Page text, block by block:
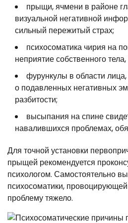
прыщи, ячмени в районе
визуальной негативной
сильный пережитый страх;
психосоматика чирия на
неприятие собственного
фурункулы в области
о подавленных негативных
разбитости;
высыпания на спине
навалившихся проблемах,
Для точной установки
прыщей рекомендуется
психологом. Самостоятельно
психосоматики,
проблему тяжело.